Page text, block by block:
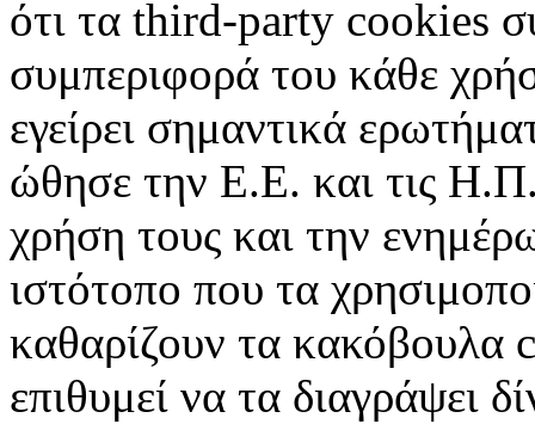
ότι τα third-party cookies
συμπεριφορά του κάθε
εγείρει σημαντικά
ώθησε την Ε.Ε. και τις
χρήση τους και την
ιστότοπο που τα
καθαρίζουν τα κακόβουλα
επιθυμεί να τα διαγράψει